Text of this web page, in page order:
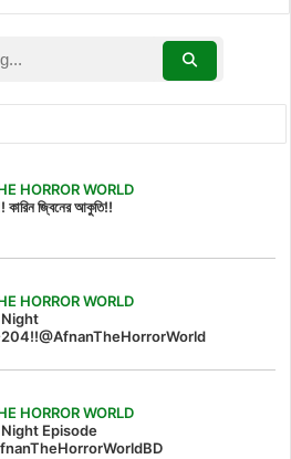
HORROR WORLD
কারিন জ্বিনের আকুতি!!
HORROR WORLD
HORROR WORLD
Episode